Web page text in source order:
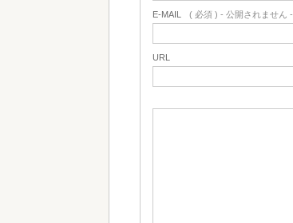
E-MAIL ( 必須 ) - 公開されません -
URL